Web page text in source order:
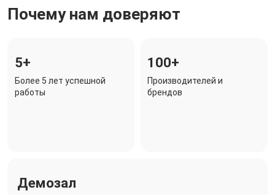
Почему нам доверяют
5+
Более 5 лет успешной
работы
100+
Производителей и
брендов
Демозал